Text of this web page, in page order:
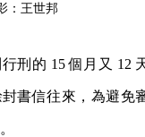
：王世邦
刑的 15 個月又 12
書信往來，為避免